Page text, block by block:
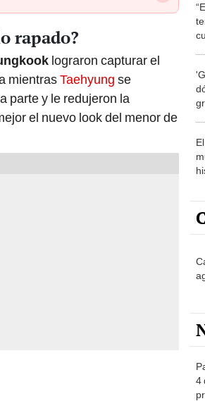
rapado?
lograron capturar el
mientrasTaehyung se
parte y le redujeron la
el nuevo look del menor de
4